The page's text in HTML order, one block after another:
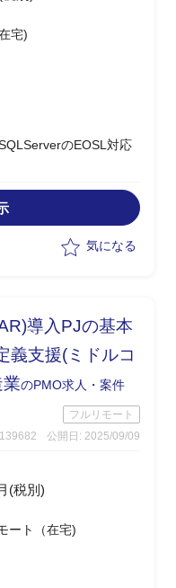
宅)
のEOSL対応
理資料の作成支援
抽出および管理
、MW
、FCスイッチ、FC-IP
、DataProtetor
気になる
導入PJの基本
義支援(ミドルコ
のPMO求人・案件
フルリモート
公開日: 2025/09/09
(税別)
ート（在宅)